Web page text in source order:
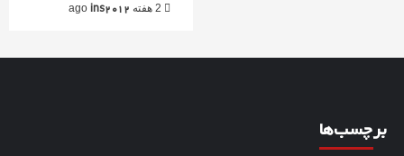
ins2012
برچسب‌ها